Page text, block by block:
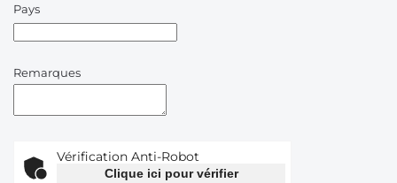
Pays
Remarques
Vérification Anti-Robot
Clique ici pour vérifier